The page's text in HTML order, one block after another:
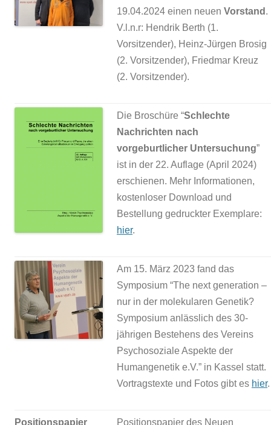
19.04.2024 einen neuen Vorstand .
V.l.n.r: Hendrik Berth (1.
Vorsitzender), Heinz-Jürgen Brosig
(2. Vorsitzender), Friedmar Kreuz
(2. Vorsitzender).
Die Broschüre “Schlechte
Nachrichten nach
vorgeburtlicher Untersuchung”
ist in der 22. Auflage (April 2024)
erschienen. Mehr Informationen,
kostenloser Download und
Bestellung gedruckter Exemplare:
hier.
Am 15. März 2023 fand das
Symposium “The next generation –
nur in der molekularen Genetik?
Symposium anlässlich des 30-
jährigen Bestehens des Vereins
Psychosoziale Aspekte der
Humangenetik e.V.” in Kassel statt.
Vortragstexte und Fotos gibt es hier.
Positionspapier Positionspapier des Neuen